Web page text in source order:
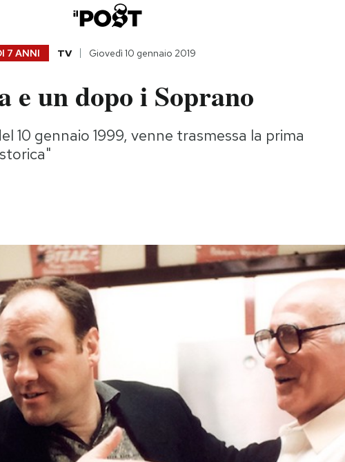
7 ANNI TV Giovedì 10 gennaio 2019
e un dopo i Soprano
10 gennaio 1999, venne trasmessa la prima